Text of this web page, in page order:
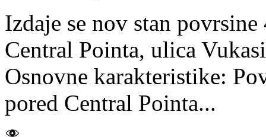
Izdaje se nov stan
Central Pointa, ulica
Osnovne karakteristike:
pored Central Pointa...